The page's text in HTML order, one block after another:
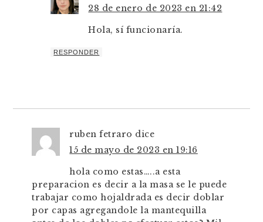
28 de enero de 2023 en 21:42
Hola, sí funcionaría.
RESPONDER
ruben fetraro dice
15 de mayo de 2023 en 19:16
hola como estas…..a esta
preparacion es decir a la masa se le puede
trabajar como hojaldrada es decir doblar
por capas agregandole la mantequilla